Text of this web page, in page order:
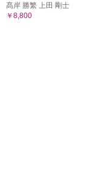
髙岸 勝繁 上田 剛士
￥8,800